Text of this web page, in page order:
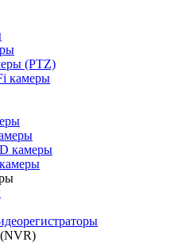
(PTZ)
камеры
камеры